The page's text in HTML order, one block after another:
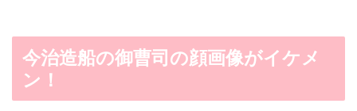
今治造船の御曹司の顔画像がイケメ
ン！